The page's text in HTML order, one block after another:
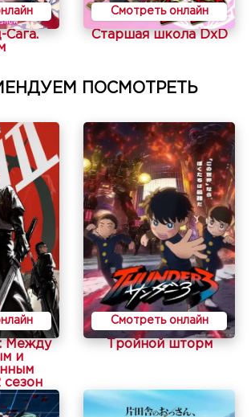
Сага.
Смотреть онлайн
Старшая школа DxD
ПОСМОТРЕТЬ
Между
и
сезон
Смотреть онлайн
Тройной шторм